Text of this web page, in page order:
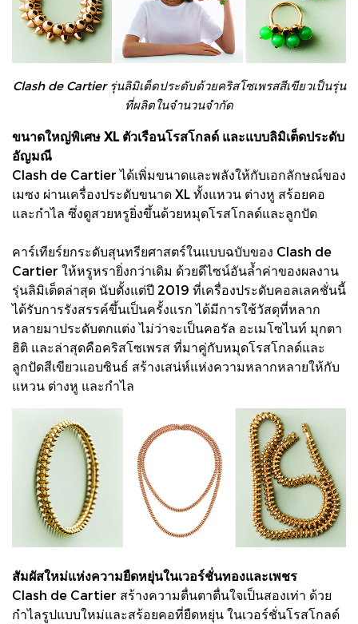
Clash de Cartier รุ่นลิมิเต็ดประดับด้วยคริสโซเพรสสีเขียวเป็นรุ่น
ที่ผลิตในจำนวนจำกัด
ขนาดใหญ่พิเศษ XL ตัวเรือนโรสโกลด์ และแบบลิมิเต็ดประดับ
อัญมณี
Clash de Cartier ได้เพิ่มขนาดและพลังให้กับเอกลักษณ์ของ
เมซง ผ่านเครื่องประดับขนาด XL ทั้งแหวน ต่างหู สร้อยคอ
และกำไล ซึ่งดูสวยหรูยิ่งขึ้นด้วยหมุดโรสโกลด์และลูกปัด
คาร์เทียร์ยกระดับสุนทรียศาสตร์ในแบบฉบับของ Clash de
Cartier ให้หรูหรายิ่งกว่าเดิม ด้วยดีไซน์อันล้ำค่าของผลงาน
รุ่นลิมิเต็ดล่าสุด นับตั้งแต่ปี 2019 ที่เครื่องประดับคอลเลคชั่นนี้
ได้รับการรังสรรค์ขึ้นเป็นครั้งแรก ได้มีการใช้วัสดุที่หลาก
หลายมาประดับตกแต่ง ไม่ว่าจะเป็นคอรัล อะเมโซไนท์ มุกตา
ฮิติ และล่าสุดคือคริสโซเพรส ที่มาคู่กับหมุดโรสโกลด์และ
ลูกปัดสีเขียวแอบซินธ์ สร้างเสน่ห์แห่งความหลากหลายให้กับ
แหวน ต่างหู และกำไล
สัมผัสใหม่แห่งความยืดหยุ่นในเวอร์ชั่นทองและเพชร
Clash de Cartier สร้างความตื่นตาตื่นใจเป็นสองเท่า ด้วย
กำไลรูปแบบใหม่และสร้อยคอที่ยืดหยุ่น ในเวอร์ชั่นโรสโกลด์